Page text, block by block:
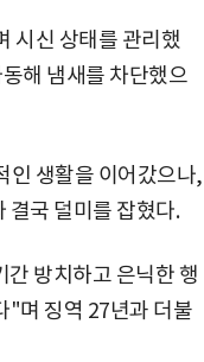
시신 상태를 관리했
해 냄새를 차단했으
인 생활을 이어갔으나,
결국 덜미를 잡혔다.
방치하고 은닉한 행
"며 징역 27년과 더불